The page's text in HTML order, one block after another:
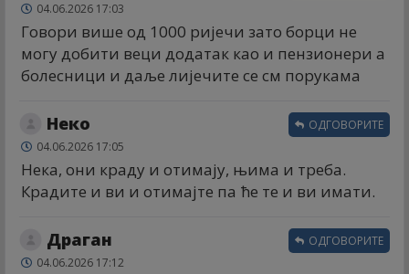
04.06.2026 17:03
Говори више од 1000 ријечи зато борци не
могу добити веци додатак као и пензионери а
болесници и даље лијечите се см порукама
Неко
04.06.2026 17:05
Нека, они краду и отимају, њима и треба.
Крадите и ви и отимајте па ће те и ви имати.
ОДГОВОРИТЕ
Драган
04.06.2026 17:12
ОДГОВОРИТЕ